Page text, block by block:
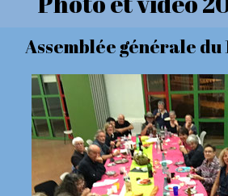
Assemblée générale du